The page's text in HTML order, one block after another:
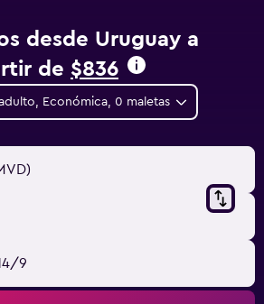
desde Uruguay a
de $836
Económica, 0 maletas
9